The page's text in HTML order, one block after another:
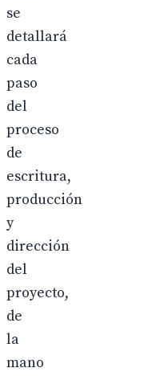
se
detallará
cada
paso
del
proceso
de
escritura,
producción
y
dirección
del
proyecto,
de
la
mano